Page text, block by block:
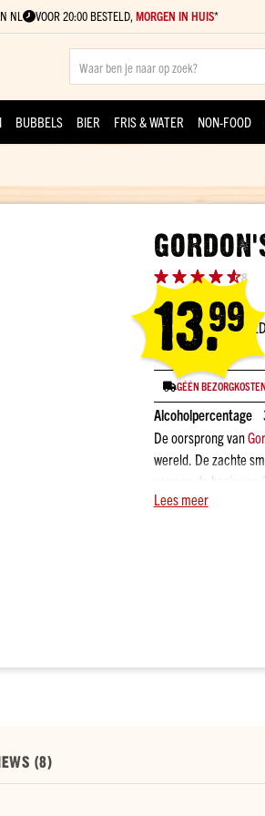
NL VOOR 20:00 BESTELD, MORGEN IN HUIS*
BUBBELS BIER FRIS & WATER NON-FOOD
Waardering: 8
Special
Price
13.99
GÉÉN BEZORGKOSTEN
Alcoholpercentage
De oorsprong van
wereld. De zachte
vormen de basis van
eigen unieke smaak.
Lees meer
(8)
Review versturen